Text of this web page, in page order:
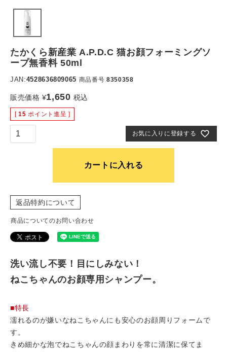
たかくら新産業 A.P.D.C 猫お顔フォーミングソ
ープ無香料 50ml
JAN:4528636809065 商品番号 8350358
販売価格 ¥1,650 税込
[ 15 ポイント進呈 ]
お気に入りに登録する
カートに入れる
返品特約について
商品についてのお問い合わせ
洗い流し不要！目にしみない！
ねこちゃんのお顔専用シャンプー。
■特長
濡れるのが嫌いなねこちゃんにも安心のお顔周りフォームで
す。
きめ細かな泡でねこちゃんの顔まわりを常に清潔に保てま